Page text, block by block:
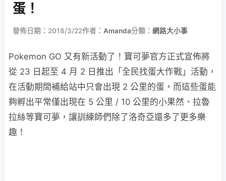
蛋！
發佈日期：2018/3/22作者： Amanda分類： 網路大小事
Pokemon GO 又有新活動了！寶可夢官方正式宣佈將
從 23 日起至 4 月 2 日推出「全民找蛋大作戰」活動，
在活動期間補給站中只會出現 2 公里的蛋，而這些蛋能
夠孵出平常僅出現在 5 公里 / 10 公里的小果然、拉魯
拉絲等寶可夢，讓訓練師們除了洛奇亞還多了更多樂
趣！